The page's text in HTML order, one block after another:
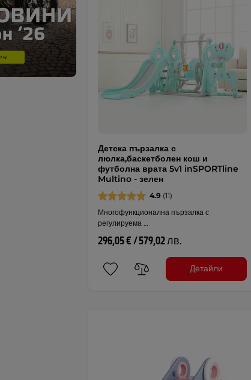
Детска пързалка с
люлка,баскетболен кош и
футболна врата 5v1 inSPORTline
Multino - зелен
4.9 (11)
Многофункционална пързалка с
регулируема …
296,05 € / 579,02 лв.
Детайли